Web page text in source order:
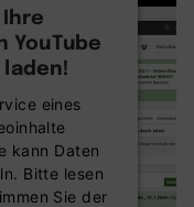
YouTube
eines
kann Daten
Bitte lesen
Sie der